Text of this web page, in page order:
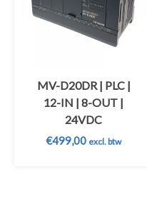
MV-D20DR | PLC |
12-IN | 8-OUT |
24VDC
€499,00 excl. btw